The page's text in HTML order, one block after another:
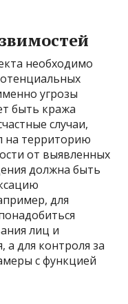
необходимо
угрозы
быть кража
случаи,
на территорию
от выявленных
должна быть
для
лиц и
для контроля за
с функцией